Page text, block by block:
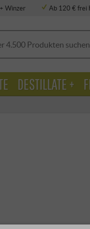
Winzer Ab 120 € frei
DESTILLATE +